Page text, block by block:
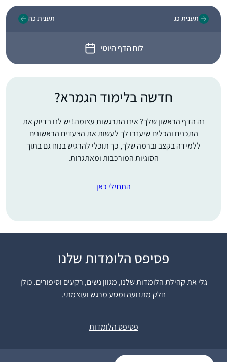
תענית כג
לוח הדף היומי
תענית כה
חדשה בלימוד הגמרא?
זה הדף הראשון שלך? איזו התרגשות עצומה! יש לנו בדיוק את
התכנים והכלים שיעזרו לך לעשות את הצעדים הראשונים
ללמידה בקצב וברמה שלך, כך תוכלי להרגיש בנוח גם בתוך
הסוגיות המורכבות ומאתגרות.
התחילי כאן
פסיפס הלומדות שלנו
גלי את קהילת הלומדות שלנו, מגוון נשים, רקעים וסיפורים. כולן
חלק מתנועה ומסע מרגש ועוצמתי.
פסיפס הלומדות
במחזור הזה, בח’ בטבת
תש””ף. לקחתי על עצמי
את הלימוד כדי ליצור
תחום של התמדה
בכפר אדומים. המשפחה
שרה פוּקס